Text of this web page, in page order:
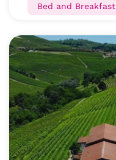
Bed and Breakfast